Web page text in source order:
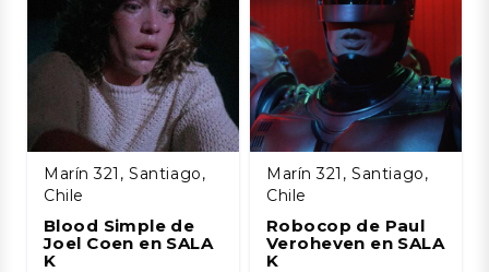
Marín 321, Santiago,
Chile
Blood Simple de
Joel Coen en SALA
K
Marín 321, Santiago,
Chile
Robocop de Paul
Veroheven en SALA
K